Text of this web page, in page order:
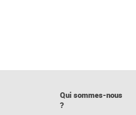
Qui sommes-nous
?